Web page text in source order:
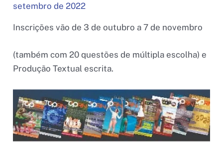
setembro de 2022
Inscrições vão de 3 de outubro a 7 de novembro
(também com 20 questões de múltipla escolha) e
Produção Textual escrita.